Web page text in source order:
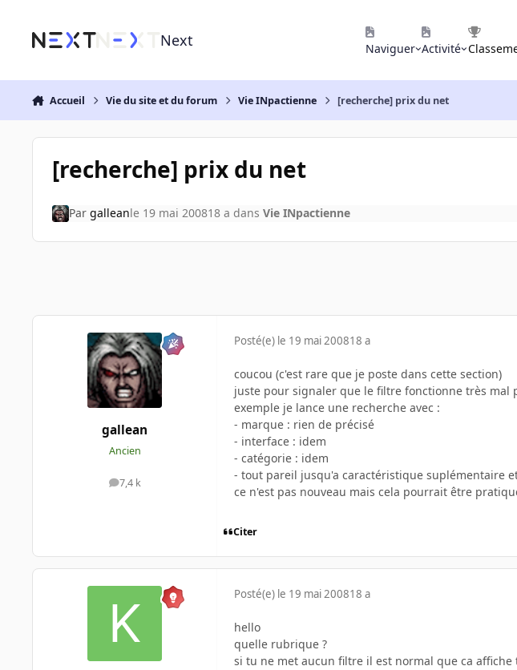
Next Naviguer Activité
Accueil Vie du site et du forum Vie INpactienne [recherche] prix du net
[recherche] prix du net
Par galleanle 19 mai 200818 a dans Vie INpactienne
gallean
Ancien
7,4 k
messages
Posté(e) le 19 mai 200818 a
coucou (c'est rare que je poste dans cette section)
juste pour signaler que le filtre fonctionne très mal
exemple je lance une recherche avec :
- marque : rien de précisé
- interface : idem
- catégorie : idem
- tout pareil jusqu'a caractéristique suplémentaire
ce n'est pas nouveau mais cela pourrait être
Citer
Posté(e) le 19 mai 200818 a
hello
quelle rubrique ?
si tu ne met aucun filtre il est normal que ca